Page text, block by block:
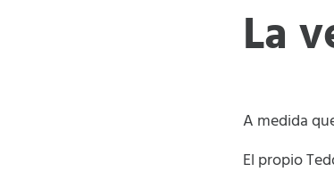
La
A medida
El propio